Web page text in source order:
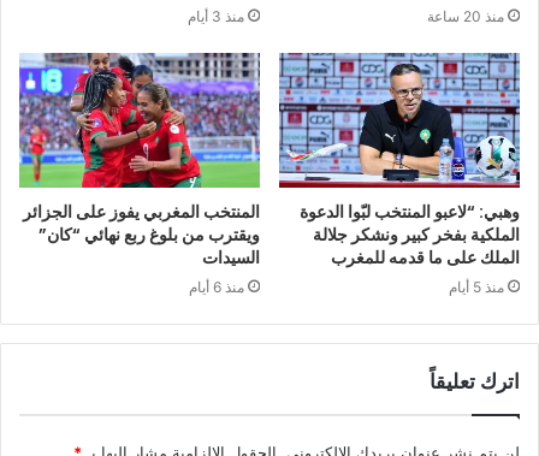
منذ 20 ساعة منذ 3 أيام
وهبي: “لاعبو المنتخب لبّوا الدعوة
الملكية بفخر كبير ونشكر جلالة
الملك على ما قدمه للمغرب
منذ 5 أيام
المنتخب المغربي يفوز على الجزائر
ويقترب من بلوغ ربع نهائي “كان”
السيدات
منذ 6 أيام
اترك تعليقاً
لن يتم نشر عنوان بريدك الإلكتروني. الحقول الإلزامية مشار إليها بـ *